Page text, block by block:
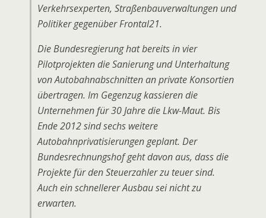
Verkehrsexperten, Straßenbauverwaltungen und
Politiker gegenüber Frontal21.
Die Bundesregierung hat bereits in vier
Pilotprojekten die Sanierung und Unterhaltung
von Autobahnabschnitten an private Konsortien
übertragen. Im Gegenzug kassieren die
Unternehmen für 30 Jahre die Lkw-Maut. Bis
Ende 2012 sind sechs weitere
Autobahnprivatisierungen geplant. Der
Bundesrechnungshof geht davon aus, dass die
Projekte für den Steuerzahler zu teuer sind.
Auch ein schnellerer Ausbau sei nicht zu
erwarten.